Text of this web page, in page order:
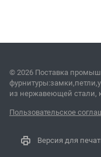
© 2026 Поставка
из нержавеющей стали,
Пользовательское
Версия для